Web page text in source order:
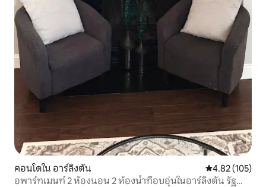
คอนโดใน อาร์ลิงตัน คะแนนเฉลี่ย
4.82 (105)
อพาร์ทเมนท์ 2 ห้องนอน 2 ห้องน้ำที่อบอุ่นในอาร์ลิงตัน รัฐ